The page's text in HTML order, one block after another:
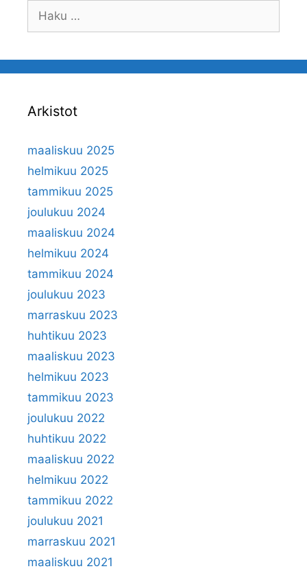
Haku:
Arkistot
maaliskuu 2025
helmikuu 2025
tammikuu 2025
joulukuu 2024
maaliskuu 2024
helmikuu 2024
tammikuu 2024
joulukuu 2023
marraskuu 2023
huhtikuu 2023
maaliskuu 2023
helmikuu 2023
tammikuu 2023
joulukuu 2022
huhtikuu 2022
maaliskuu 2022
helmikuu 2022
tammikuu 2022
joulukuu 2021
marraskuu 2021
maaliskuu 2021